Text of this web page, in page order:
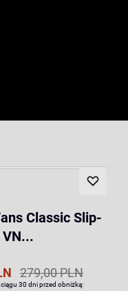
Classic Slip-
279,00 PLN
30 dni przed obniżką: